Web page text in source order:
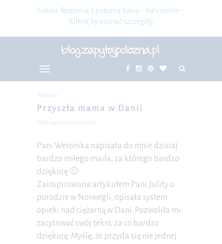
Szkoła Rodzenia z położną Kasią – kurs online –
Kliknij by poznać szczegóły
PORÓD
Przyszła mama w Danii
Data wpisu 29-10-2010
Pani Weronika napisała do mnie dzisiaj
bardzo miłego maila, za którego bardzo
dziękuję 🙂
Zainspirowana artykułem Pani Julity o
porodzie w Norwegii, opisała system
opieki nad ciężarną w Dani. Pozwoliła mi
zacytować swój tekst, za co bardzo
dziękuję. Myślę, że przyda się nie jednej